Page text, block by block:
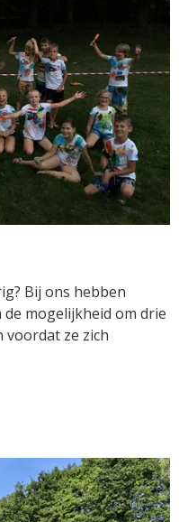
Bij ons hebben
mogelijkheid om drie
ze zich